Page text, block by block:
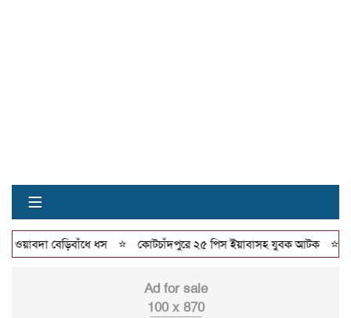
≡
বেড়িবাঁধে ধস ⭐ কোটচাঁদপুরে ২৫ পিস ইয়াবাসহ যুবক আটক ⭐
Ad for sale
100 x 870